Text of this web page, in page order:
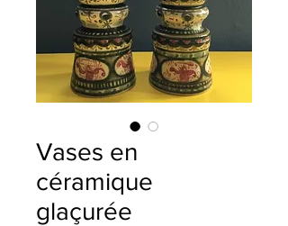
Vases en
céramique
glaçurée